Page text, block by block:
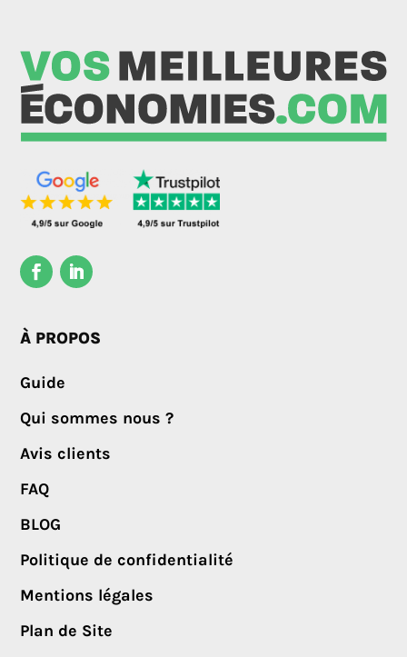
À PROPOS
Guide
Qui sommes nous ?
Avis clients
FAQ
BLOG
Politique de confidentialité
Mentions légales
Plan de Site